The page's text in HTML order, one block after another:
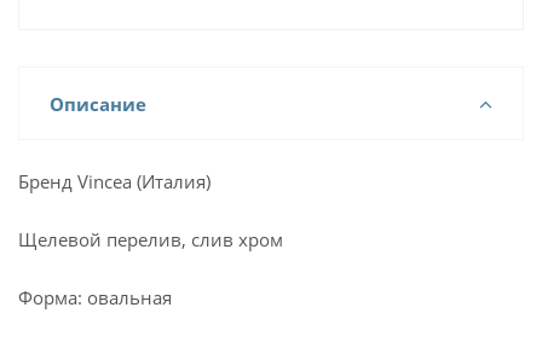
Описание
Бренд Vincea (Италия)
Щелевой перелив, слив хром
Форма: овальная